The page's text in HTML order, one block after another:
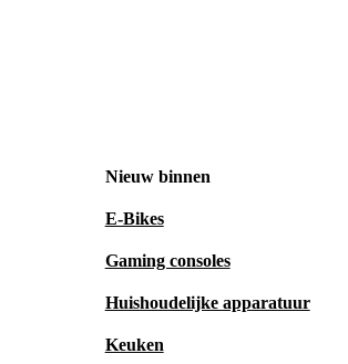
Nieuw binnen
E-Bikes
Gaming consoles
Huishoudelijke apparatuur
Keuken